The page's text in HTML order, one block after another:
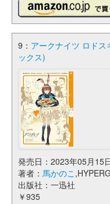
9： アークナイツ ロドス
ックス)
発売日：2023年05月15
著者： 馬かのこ
出版社：一迅社
￥935